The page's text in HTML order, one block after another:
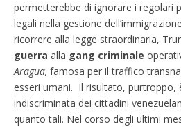
permetterebbe di ignorare i regolari
legali nella gestione
ricorrere alla legge straordinaria,
guerra alla gang criminale
Aragua, famosa per il traffico
esseri umani. Il risultato, purtroppo,
indiscriminata dei cittadini
quanto tali. Nel corso degli ultimi